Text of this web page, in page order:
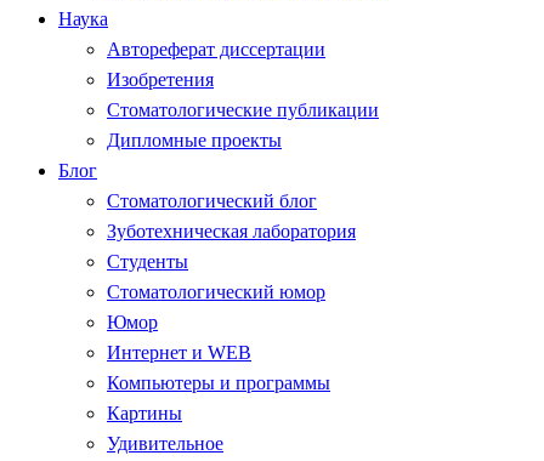
Наука
Автореферат диссертации
Изобретения
Стоматологические публикации
Дипломные проекты
Блог
Стоматологический блог
Зуботехническая лаборатория
Студенты
Стоматологический юмор
Юмор
Интернет и WEB
Компьютеры и программы
Картины
Удивительное